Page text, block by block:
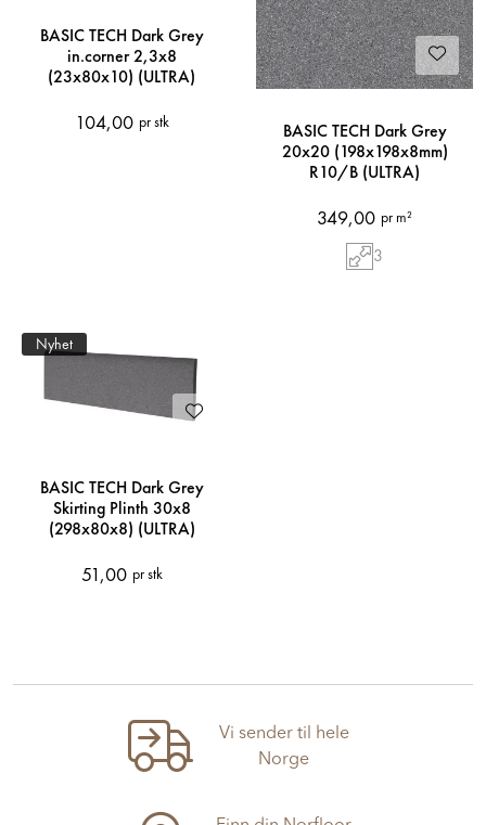
BASIC TECH Dark Grey
in.corner 2,3x8
(23x80x10) (ULTRA)
104,00 pr stk
BASIC TECH Dark Grey
20x20 (198x198x8mm)
R10/B (ULTRA)
349,00 pr m²
3
Nyhet
BASIC TECH Dark Grey
Skirting Plinth 30x8
(298x80x8) (ULTRA)
51,00 pr stk
Vi sender til hele
Norge